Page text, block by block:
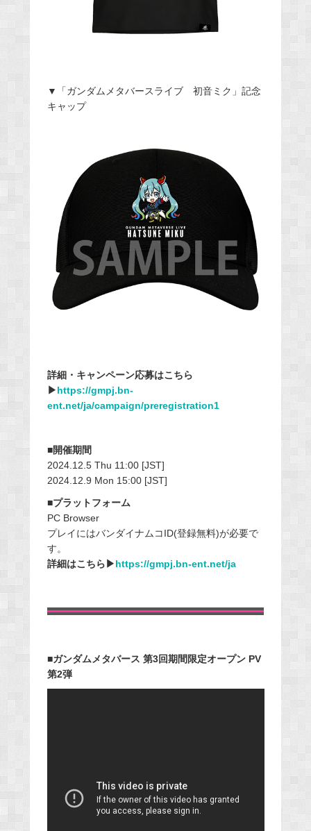
▼「ガンダムメタバースライブ 初音ミク」記念
キャップ
詳細・キャンペーン応募はこちら
▶︎https://gmpj.bn-
ent.net/ja/campaign/preregistration1
■開催期間
2024.12.5 Thu 11:00 [JST]
2024.12.9 Mon 15:00 [JST]
■プラットフォーム
PC Browser
プレイにはバンダイナムコID(登録無料)が必要で
す。
詳細はこちら▶︎https://gmpj.bn-ent.net/ja
■ガンダムメタバース 第3回期間限定オープン PV
第2弾